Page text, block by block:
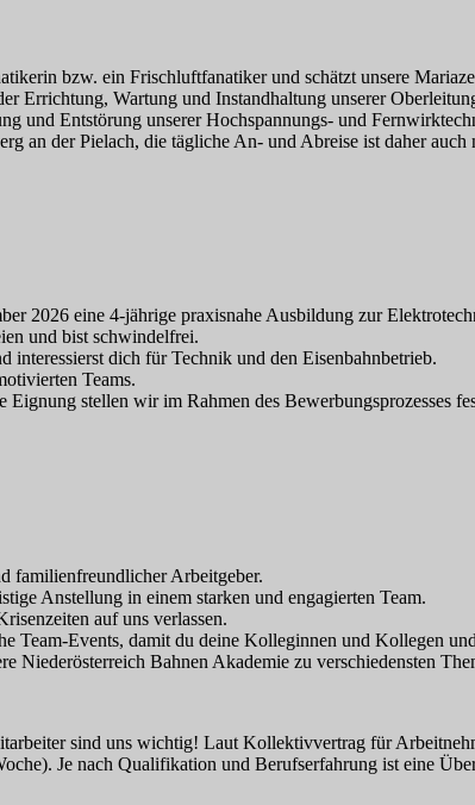
bzw. ein Frischluftfanatiker und schätzt unsere
Errichtung, Wartung und Instandhaltung unserer
und Entstörung unserer Hochspannungs- und
an der Pielach, die tägliche An- und Abreise ist daher
2026 eine 4-jährige praxisnahe Ausbildung zur
und bist schwindelfrei.
interessierst dich für Technik und den Eisenbahnbetrieb.
Teams.
Eignung stellen wir im Rahmen des Bewerbungsprozesses
familienfreundlicher Arbeitgeber.
Anstellung in einem starken und engagierten Team.
auf uns verlassen.
Team-Events, damit du deine Kolleginnen und Kollegen
Niederösterreich Bahnen Akademie zu verschiedensten
sind uns wichtig! Laut Kollektivvertrag für
Je nach Qualifikation und Berufserfahrung ist eine